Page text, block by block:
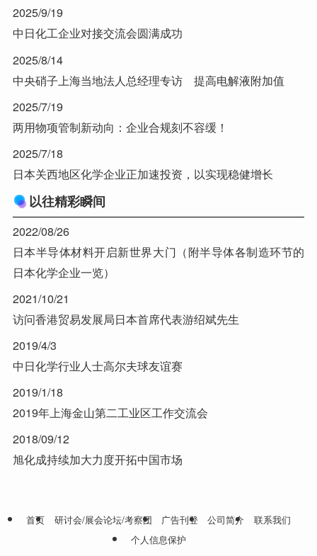
2025/9/19
中日化工企业对接交流会圆满成功
2025/8/14
中央硝子上海当地法人总经理专访 提高电解液附加值
2025/7/19
两用物项管制新动向：企业合规刻不容缓！
2025/7/18
日本关西地区化学企业正加速投资，以实现稳健增长
以往精彩瞬间
2022/08/26
日本半导体材料开启新世界大门（附半导体各制造环节的
日本化学企业一览）
2021/10/21
访问香港贸易发展局日本首席代表游绍斌先生
2019/4/3
中日化学行业人士高尔夫球友谊赛
2019/1/18
2019年上海金山第二工业区工作交流会
2018/09/12
旭化成持续加大力度开拓中国市场
首页 研讨会/展会论坛/考察团 广告刊登 公司简介
联系我们
个人信息保护